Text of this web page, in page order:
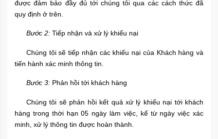
được đảm bảo đầy đủ tới chúng tôi qua các cách thức đã
quy định ở trên.
Bước 2: Tiếp nhận và xử lý khiếu nại
Chúng tôi sẽ tiếp nhận các khiếu nại của Khách hàng và
tiến hành xác minh thông tin.
Bước 3: Phản hồi tới khách hàng
Chúng tôi sẽ phản hồi kết quả xử lý khiếu nại tới khách
hàng trong thời hạn 05 ngày làm việc, kể từ ngày việc xác
minh, xử lý thông tin được hoàn thành.